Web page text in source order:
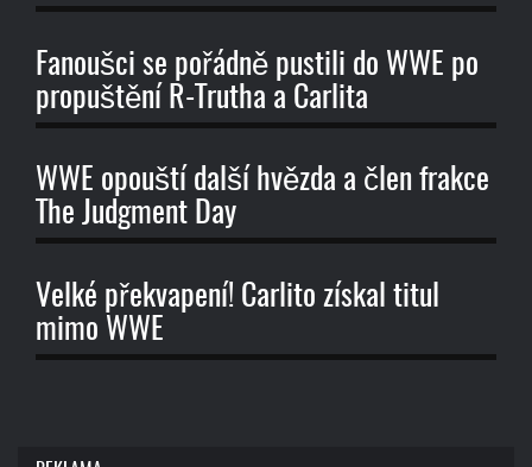
Fanoušci se pořádně pustili do WWE po
propuštění R-Trutha a Carlita
WWE opouští další hvězda a člen frakce
The Judgment Day
Velké překvapení! Carlito získal titul
mimo WWE